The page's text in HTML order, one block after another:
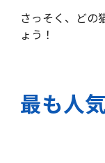
さっそく、どの
ょう！
最も人